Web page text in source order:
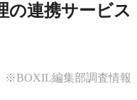
の連携サービス
※BOXIL編集部調査情報